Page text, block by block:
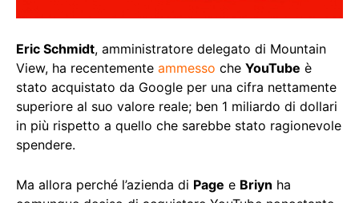
Eric Schmidt, amministratore delegato di Mountain
View, ha recentemente ammesso che YouTube è
stato acquistato da Google per una cifra nettamente
superiore al suo valore reale; ben 1 miliardo di dollari
in più rispetto a quello che sarebbe stato ragionevole
spendere.
Ma allora perché l’azienda di Page e Briyn ha